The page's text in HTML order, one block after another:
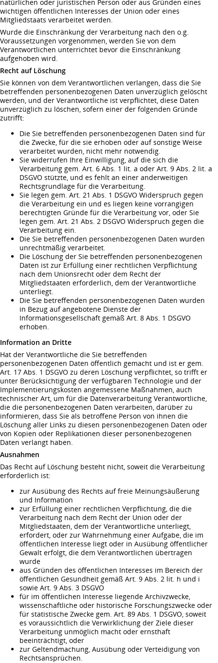
natürlichen oder juristischen Person oder aus Gründen eines
wichtigen öffentlichen Interesses der Union oder eines
Mitgliedstaats verarbeitet werden.
Wurde die Einschränkung der Verarbeitung nach den o.g.
Voraussetzungen vorgenommen, werden Sie von dem
Verantwortlichen unterrichtet bevor die Einschränkung
aufgehoben wird.
Recht auf Löschung
Sie können von dem Verantwortlichen verlangen, dass die Sie
betreffenden personenbezogenen Daten unverzüglich gelöscht
werden, und der Verantwortliche ist verpflichtet, diese Daten
unverzüglich zu löschen, sofern einer der folgenden Gründe
zutrifft:
Die Sie betreffenden personenbezogenen Daten sind für
die Zwecke, für die sie erhoben oder auf sonstige Weise
verarbeitet wurden, nicht mehr notwendig.
Sie widerrufen Ihre Einwilligung, auf die sich die
Verarbeitung gem. Art. 6 Abs. 1 lit. a oder Art. 9 Abs. 2 lit. a
DSGVO stützte, und es fehlt an einer anderweitigen
Rechtsgrundlage für die Verarbeitung.
Sie legen gem. Art. 21 Abs. 1 DSGVO Widerspruch gegen
die Verarbeitung ein und es liegen keine vorrangigen
berechtigten Gründe für die Verarbeitung vor, oder Sie
legen gem. Art. 21 Abs. 2 DSGVO Widerspruch gegen die
Verarbeitung ein.
Die Sie betreffenden personenbezogenen Daten wurden
unrechtmäßig verarbeitet.
Die Löschung der Sie betreffenden personenbezogenen
Daten ist zur Erfüllung einer rechtlichen Verpflichtung
nach dem Unionsrecht oder dem Recht der
Mitgliedstaaten erforderlich, dem der Verantwortliche
unterliegt.
Die Sie betreffenden personenbezogenen Daten wurden
in Bezug auf angebotene Dienste der
Informationsgesellschaft gemäß Art. 8 Abs. 1 DSGVO
erhoben.
Information an Dritte
Hat der Verantwortliche die Sie betreffenden
personenbezogenen Daten öffentlich gemacht und ist er gem.
Art. 17 Abs. 1 DSGVO zu deren Löschung verpflichtet, so trifft er
unter Berücksichtigung der verfügbaren Technologie und der
Implementierungskosten angemessene Maßnahmen, auch
technischer Art, um für die Datenverarbeitung Verantwortliche,
die die personenbezogenen Daten verarbeiten, darüber zu
informieren, dass Sie als betroffene Person von ihnen die
Löschung aller Links zu diesen personenbezogenen Daten oder
von Kopien oder Replikationen dieser personenbezogenen
Daten verlangt haben.
Ausnahmen
Das Recht auf Löschung besteht nicht, soweit die Verarbeitung
erforderlich ist:
zur Ausübung des Rechts auf freie Meinungsäußerung
und Information
zur Erfüllung einer rechtlichen Verpflichtung, die die
Verarbeitung nach dem Recht der Union oder der
Mitgliedstaaten, dem der Verantwortliche unterliegt,
erfordert, oder zur Wahrnehmung einer Aufgabe, die im
öffentlichen Interesse liegt oder in Ausübung öffentlicher
Gewalt erfolgt, die dem Verantwortlichen übertragen
wurde
aus Gründen des öffentlichen Interesses im Bereich der
öffentlichen Gesundheit gemäß Art. 9 Abs. 2 lit. h und i
sowie Art. 9 Abs. 3 DSGVO
für im öffentlichen Interesse liegende Archivzwecke,
wissenschaftliche oder historische Forschungszwecke oder
für statistische Zwecke gem. Art. 89 Abs. 1 DSGVO, soweit
es voraussichtlich die Verwirklichung der Ziele dieser
Verarbeitung unmöglich macht oder ernsthaft
beeinträchtigt, oder
zur Geltendmachung, Ausübung oder Verteidigung von
Rechtsansprüchen.